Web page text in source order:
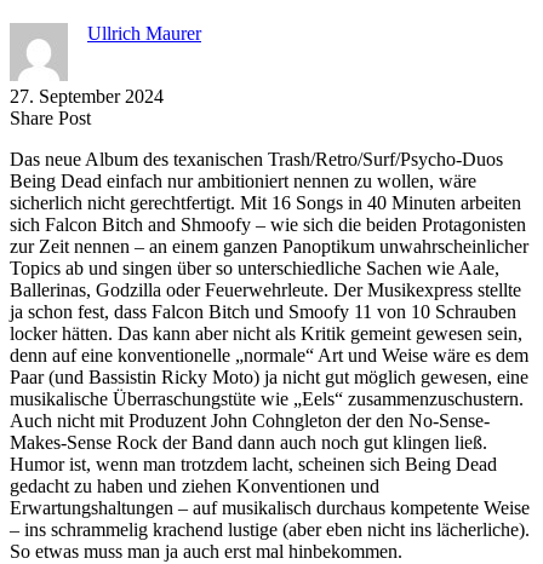
Ullrich Maurer
27. September 2024
Share PostShare
Facebook
Copy
to
clipboard
Send
via
eMail
Das neue Album des texanischen Trash/Retro/Surf/Psycho-Duos
Being Dead einfach nur ambitioniert nennen zu wollen, wäre
sicherlich nicht gerechtfertigt. Mit 16 Songs in 40 Minuten arbeiten
sich Falcon Bitch and Shmoofy – wie sich die beiden Protagonisten
zur Zeit nennen – an einem ganzen Panoptikum unwahrscheinlicher
Topics ab und singen über so unterschiedliche Sachen wie Aale,
Ballerinas, Godzilla oder Feuerwehrleute. Der Musikexpress stellte
ja schon fest, dass Falcon Bitch und Smoofy 11 von 10 Schrauben
locker hätten. Das kann aber nicht als Kritik gemeint gewesen sein,
denn auf eine konventionelle „normale“ Art und Weise wäre es dem
Paar (und Bassistin Ricky Moto) ja nicht gut möglich gewesen, eine
musikalische Überraschungstüte wie „Eels“ zusammenzuschustern.
Auch nicht mit Produzent John Cohngleton der den No-Sense-
Makes-Sense Rock der Band dann auch noch gut klingen ließ.
Humor ist, wenn man trotzdem lacht, scheinen sich Being Dead
gedacht zu haben und ziehen Konventionen und
Erwartungshaltungen – auf musikalisch durchaus kompetente Weise
– ins schrammelig krachend lustige (aber eben nicht ins lächerliche).
So etwas muss man ja auch erst mal hinbekommen.